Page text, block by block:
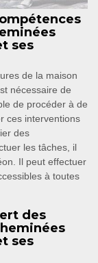
ses
de la maison
nécessaire de
de procéder à de
ces interventions
des
les tâches, il
Il peut effectuer
à toutes
des
ses